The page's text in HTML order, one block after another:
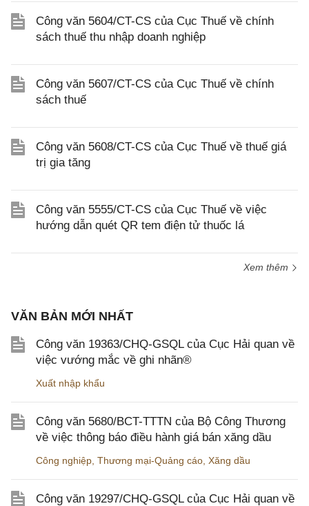
Công văn 5604/CT-CS của Cục Thuế về chính
sách thuế thu nhập doanh nghiệp
Công văn 5607/CT-CS của Cục Thuế về chính
sách thuế
Công văn 5608/CT-CS của Cục Thuế về thuế giá
trị gia tăng
Công văn 5555/CT-CS của Cục Thuế về việc
hướng dẫn quét QR tem điện tử thuốc lá
Xem thêm
VĂN BẢN MỚI NHẤT
Công văn 19363/CHQ-GSQL của Cục Hải quan về
việc vướng mắc về ghi nhãn®
Xuất nhập khẩu
Công văn 5680/BCT-TTTN của Bộ Công Thương
về việc thông báo điều hành giá bán xăng dầu
Công nghiệp Thương mại-Quảng cáo Xăng dầu
Công văn 19297/CHQ-GSQL của Cục Hải quan về